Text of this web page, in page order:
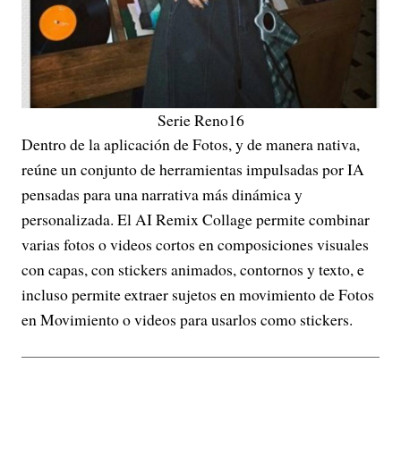
Serie Reno16
Dentro de la aplicación de Fotos, y de manera nativa,
reúne un conjunto de herramientas impulsadas por IA
pensadas para una narrativa más dinámica y
personalizada. El AI Remix Collage permite combinar
varias fotos o videos cortos en composiciones visuales
con capas, con stickers animados, contornos y texto, e
incluso permite extraer sujetos en movimiento de Fotos
en Movimiento o videos para usarlos como stickers.